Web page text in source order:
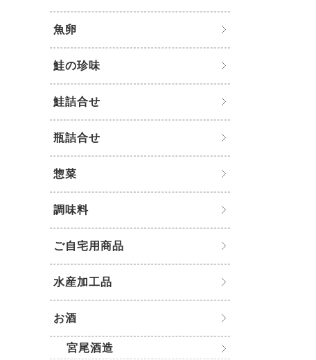
魚卵
鮭の珍味
鮭詰合せ
瓶詰合せ
惣菜
調味料
ご自宅用商品
水産加工品
お酒
宮尾酒造